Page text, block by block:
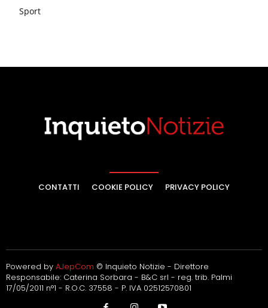
Sport
CONTATTI COOKIE POLICY PRIVACY POLICY
Powered by AJepCom © Inquieto Notizie - Direttore
Responsabile: Caterina Sorbara - B&C srl - reg. trib. Palmi
17/05/2011 n°1 - R.O.C. 37558 - P. IVA 02512570801